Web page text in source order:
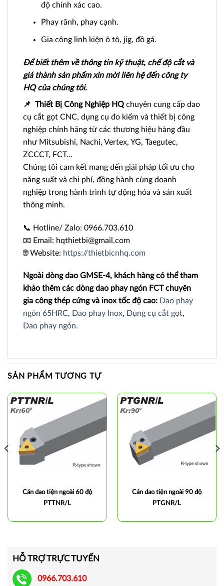
độ chính xác cao.
Phay rãnh, phay cạnh.
Gia công linh kiện ô tô, jig, đồ gá.
Để biết thêm về thông tin kỹ thuật, chế độ cắt và
giá thành sản phẩm xin mời liên hệ đến công ty
HQ của chúng tôi.
📌 Thiết Bị Công Nghiệp HQ chuyên cung cấp dao
cụ cắt gọt CNC, dụng cụ đo kiểm và thiết bị công
nghiệp chính hãng từ các thương hiệu hàng đầu
như Mitsubishi, Nachi, Vertex, YG, Taegutec,
ZCCCT, FCT…
Chúng tôi cam kết mang đến giải pháp tối ưu cho
năng suất và chi phí, đồng hành cùng doanh
nghiệp trong hành trình tự động hóa và sản xuất
thông minh.
📞 Hotline/ Zalo: 0966.703.610
📧 Email: hqthietbi@gmail.com
🌐 Website: https://thietbicnhq.com
Ngoài dòng dao GMSE-4, khách hàng có thể tham
khảo thêm các dòng dao phay ngón FCT chuyên
gia công thép cứng và inox tốc độ cao: Dao phay
ngón 65HRC, Dao phay Inox, Dụng cụ cắt gọt,
Dao phay ngón.
SẢN PHẨM TƯƠNG TỰ
Cán dao tiện ngoài 60 độ
PTTNR/L
Cán dao tiện ngoài 90 độ
PTGNR/L
HỖ TRỢ TRỰC TUYẾN
0966.703.610